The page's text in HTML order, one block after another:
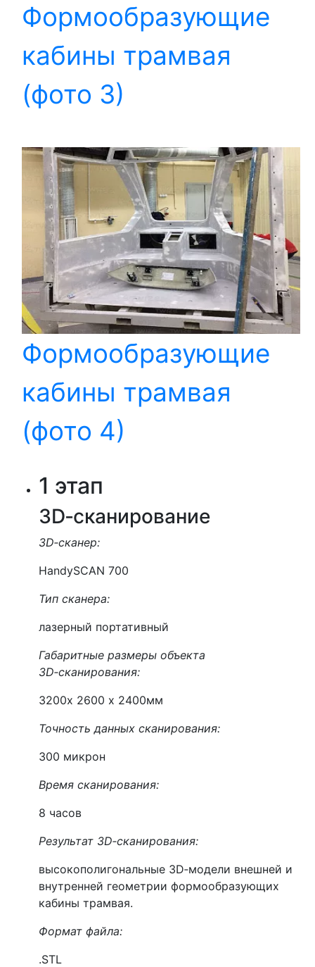
Формообразующие
кабины трамвая
(фото 3)
Формообразующие
кабины трамвая
(фото 4)
1 этап
3D‑сканирование
3D‑сканер:
HandySCAN 700
Тип сканера:
лазерный портативный
Габаритные размеры объекта
3D‑сканирования:
3200х 2600 х 2400мм
Точность данных сканирования:
300 микрон
Время сканирования:
8 часов
Результат 3D‑сканирования:
высокополигональные 3D‑модели внешней и
внутренней геометрии формообразующих
кабины трамвая.
Формат файла:
.STL